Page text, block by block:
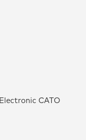
CATO